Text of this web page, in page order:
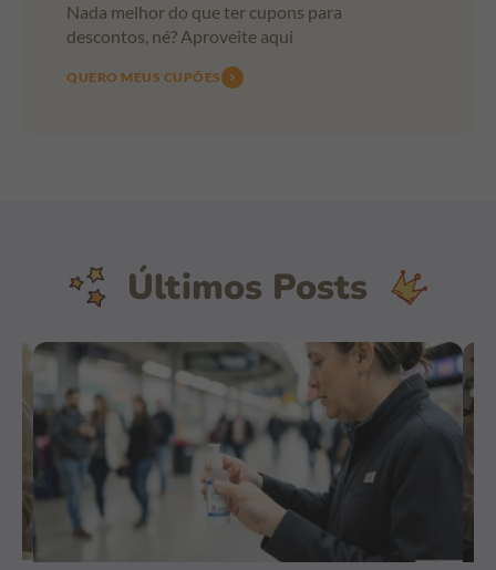
Nada melhor do que ter cupons para
descontos, né? Aproveite aqui
QUERO MEUS CUPÕES
Últimos Posts